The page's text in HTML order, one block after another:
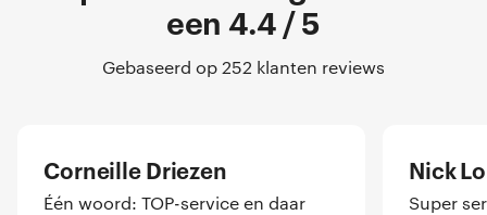
een 4.4 / 5
Gebaseerd op 252 klanten reviews
Corneille Driezen
Één woord: TOP-service en daar
Nick
Super